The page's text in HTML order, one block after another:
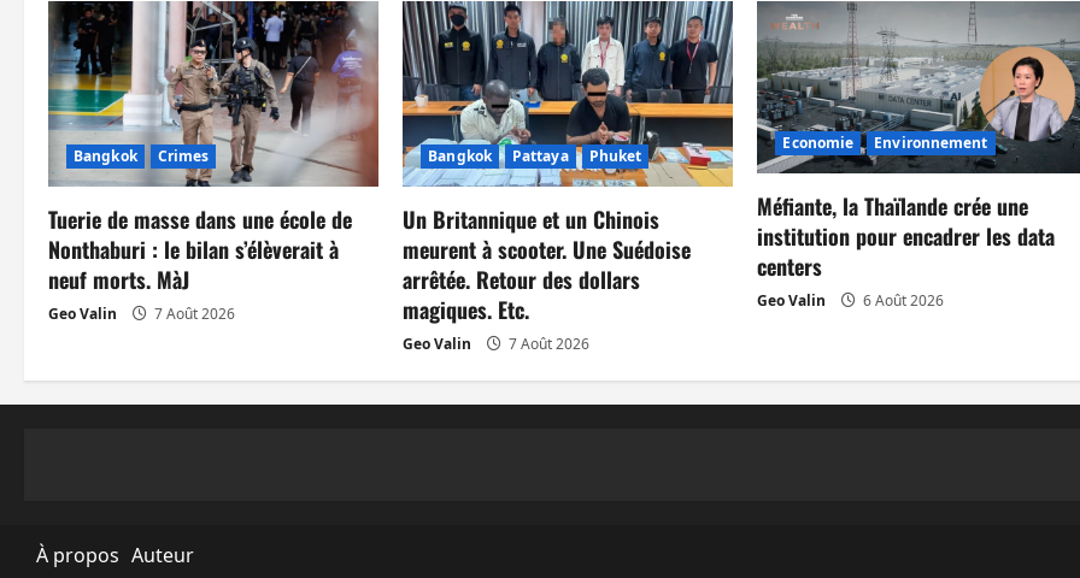
a
t
i
o
n
d
’
a
Bangkok Crimes
Tuerie de masse dans une école de
Nonthaburi : le bilan s’élèverait à
neuf morts. MàJ
Geo Valin 7 Août 2026
Bangkok Pattaya Phuket
Un Britannique et un Chinois
meurent à scooter. Une Suédoise
arrêtée. Retour des dollars
magiques. Etc.
Geo Valin 7 Août 2026
Economie Environnement
Méfiante, la Thaïlande crée une
institution pour encadrer les data
centers
Geo Valin 6 Août 2026
À propos Auteur